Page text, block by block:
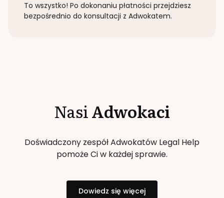
To wszystko! Po dokonaniu płatności przejdziesz
bezpośrednio do konsultacji z Adwokatem.
NasiAdwokaci
Doświadczony zespół Adwokatów Legal Help
pomoże Ci w każdej sprawie.
Dowiedz się więcej